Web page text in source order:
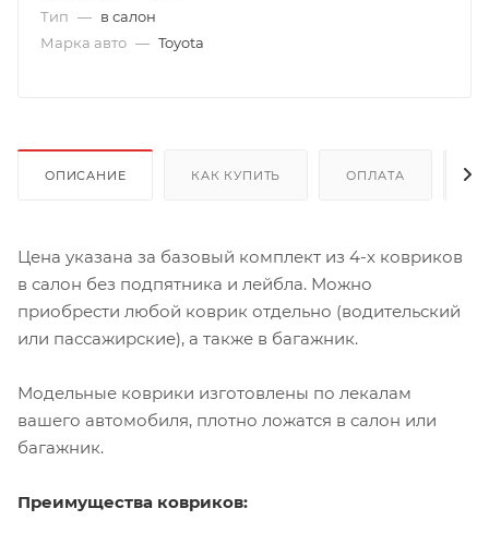
Тип — в салон
Марка авто — Toyota
ОПИСАНИЕ КАК КУПИТЬ ОПЛАТА
Цена указана за базовый комплект из 4-х ковриков
в салон без подпятника и лейбла. Можно
приобрести любой коврик отдельно (водительский
или пассажирские), а также в багажник.
Модельные коврики изготовлены по лекалам
вашего автомобиля, плотно ложатся в салон или
багажник.
Преимущества ковриков: